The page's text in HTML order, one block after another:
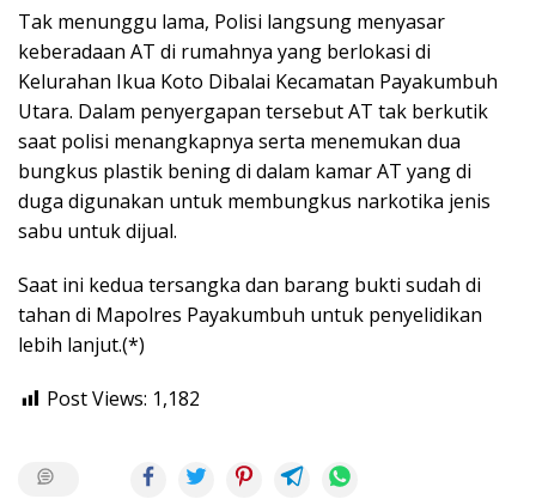
Tak menunggu lama, Polisi langsung menyasar
keberadaan AT di rumahnya yang berlokasi di
Kelurahan Ikua Koto Dibalai Kecamatan Payakumbuh
Utara. Dalam penyergapan tersebut AT tak berkutik
saat polisi menangkapnya serta menemukan dua
bungkus plastik bening di dalam kamar AT yang di
duga digunakan untuk membungkus narkotika jenis
sabu untuk dijual.
Saat ini kedua tersangka dan barang bukti sudah di
tahan di Mapolres Payakumbuh untuk penyelidikan
lebih lanjut.(*)
Post Views: 1,182